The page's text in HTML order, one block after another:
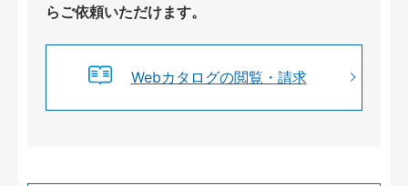
らご依頼いただけます。
Webカタログの閲覧・請求